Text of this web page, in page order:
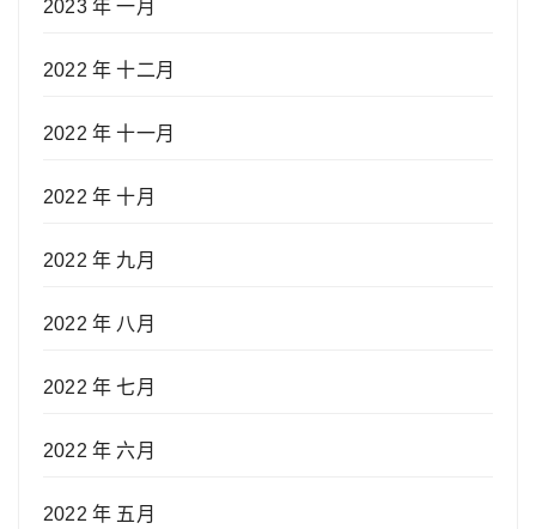
2023 年 一月
2022 年 十二月
2022 年 十一月
2022 年 十月
2022 年 九月
2022 年 八月
2022 年 七月
2022 年 六月
2022 年 五月